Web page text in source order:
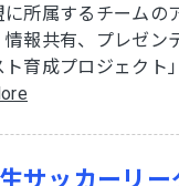
所属するチームの
報共有、プレゼン
育成プロジェクト
サッカーリ